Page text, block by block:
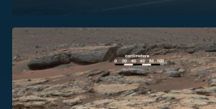
Přihlášení
Sledujte nás